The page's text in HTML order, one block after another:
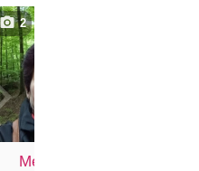
Melinda
2